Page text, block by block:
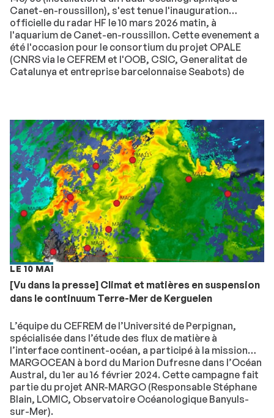
Canet-en-roussillon), s'est tenue l'inauguration
officielle du radar HF le 10 mars 2026 matin, à
l'aquarium de Canet-en-roussillon. Cette evenement a
été l'occasion pour le consortium du projet OPALE
(CNRS via le CEFREM et l'OOB, CSIC, Generalitat de
Catalunya et entreprise barcelonnaise Seabots) de
LE 10 MAI
[Vu dans la presse] Climat et matières en suspension
dans le continuum Terre-Mer de Kerguelen
L’équipe du CEFREM de l’Université de Perpignan,
spécialisée dans l’étude des flux de matière à
l’interface continent-océan, a participé à la mission
MARGOCEAN à bord du Marion Dufresne dans l’Océan
Austral, du 1er au 16 février 2024. Cette campagne fait
partie du projet ANR-MARGO (Responsable Stéphane
Blain, LOMIC, Observatoire Océanologique Banyuls-
sur-Mer).